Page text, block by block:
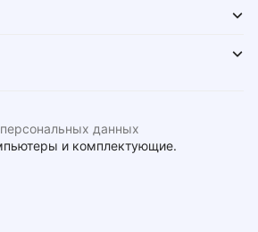
и комплектующие.
данных